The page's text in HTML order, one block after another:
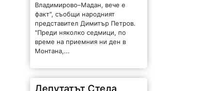
Владимирово–Мадан, вече е
факт", съобщи народният
представител Димитър Петров.
"Преди няколко седмици, по
време на приемния ни ден в
Монтана,...
Депутатът Стела